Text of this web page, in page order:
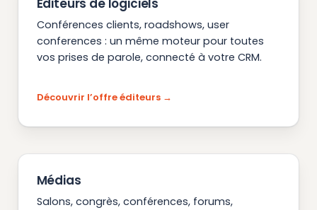
Conférences clients, roadshows, user
conferences : un même moteur pour toutes
vos prises de parole, connecté à votre CRM.
Découvrir l’offre éditeurs
Médias
Salons, congrès, conférences, forums,